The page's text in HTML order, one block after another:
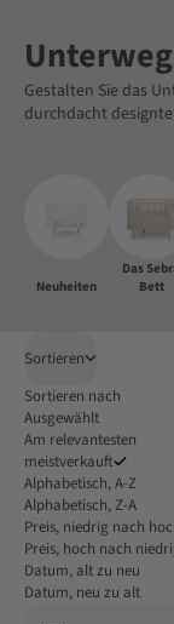
Gestalten Sie das
durchdacht
Neuheiten
Das
Bett
Sortieren
Sortieren nach
Ausgewählt
Am relevantesten
meistverkauft
Alphabetisch, A-Z
Alphabetisch, Z-A
Preis, niedrig nach
Preis, hoch nach
Datum, alt zu neu
Datum, neu zu alt